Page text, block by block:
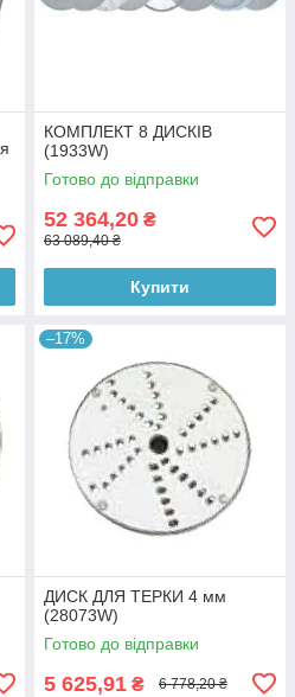
КОМПЛЕКТ 8 ДИСКІВ
(1933W)
Готово до відправки
52 364,20 ₴
63 089,40 ₴
Купити
–17%
ДИСК ДЛЯ ТЕРКИ 4 мм
(28073W)
Готово до відправки
5 625,91 ₴ 6 778,20 ₴